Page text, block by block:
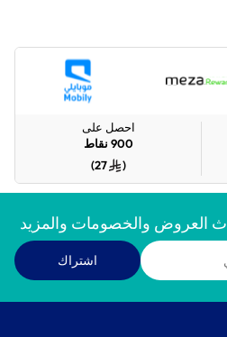
احصل على
900 نقاط
(
27
)
العروض والخصومات والمزيد
اشتراك